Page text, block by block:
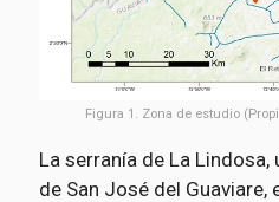
Figura 1. Zona de estudio
La serranía de La
de San José del Guaviare,